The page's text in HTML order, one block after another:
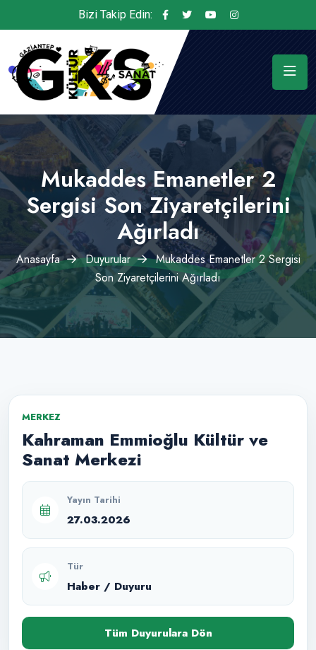
Bizi Takip Edin:
Mukaddes Emanetler 2
Sergisi Son Ziyaretçilerini
Ağırladı
Anasayfa Duyurular
Mukaddes Emanetler 2 Sergisi
Son Ziyaretçilerini Ağırladı
MERKEZ
Kahraman Emmioğlu Kültür ve
Sanat Merkezi
Yayın Tarihi
27.03.2026
Tür
Haber / Duyuru
Tüm Duyurulara Dön